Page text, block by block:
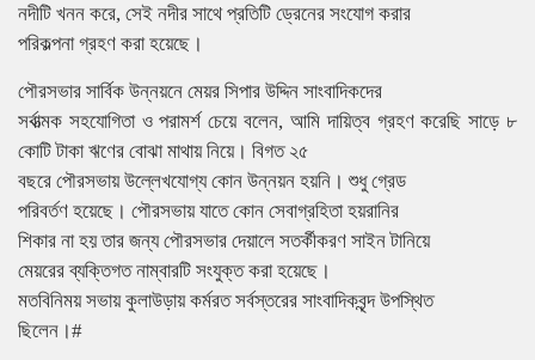
নদীটি খনন করে, সেই নদীর সাথে প্রতিটি ড্রেনের সংযোগ করার
পরিকল্পনা গ্রহণ করা হয়েছে।
পৌরসভার সার্বিক উন্নয়নে মেয়র সিপার উদ্দিন সাংবাদিকদের
সর্বাত্মক সহযোগিতা ও পরামর্শ চেয়ে বলেন, আমি দায়িত্ব গ্রহণ করেছি সাড়ে ৮
কোটি টাকা ঋণের বোঝা মাথায় নিয়ে। বিগত ২৫
বছরে পৌরসভায় উল্লেখযোগ্য কোন উন্নয়ন হয়নি। শুধু গ্রেড
পরিবর্তণ হয়েছে। পৌরসভায় যাতে কোন সেবাগ্রহিতা হয়রানির
শিকার না হয় তার জন্য পৌরসভার দেয়ালে সতর্কীকরণ সাইন টানিয়ে
মেয়রের ব্যক্তিগত নাম্বারটি সংযুক্ত করা হয়েছে।
মতবিনিময় সভায় কুলাউড়ায় কর্মরত সর্বস্তরের সাংবাদিকবৃন্দ উপস্থিত
ছিলেন।#